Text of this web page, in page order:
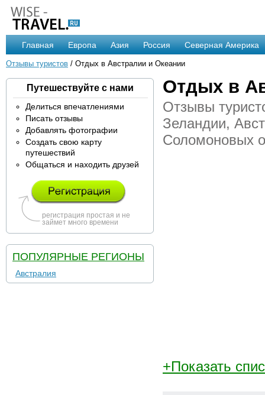
Главная Европа Азия Россия Северная Америка
Отзывы туристов / Отдых в Австралии и Океании
Путешествуйте с нами
Делиться впечатлениями
Писать отзывы
Добавлять фотографии
Создать свою карту
путешествий
Общаться и находить друзей
регистрация простая и не
займет много времени
ПОПУЛЯРНЫЕ РЕГИОНЫ
Австралия
Отдых в
Отзывы
Зеландии,
Соломоновых
+Показать